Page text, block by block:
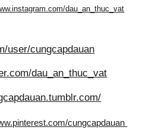
dau_an_thuc_vat
user/cungcapdauan
dau_an_thuc_vat
cungcapdauan